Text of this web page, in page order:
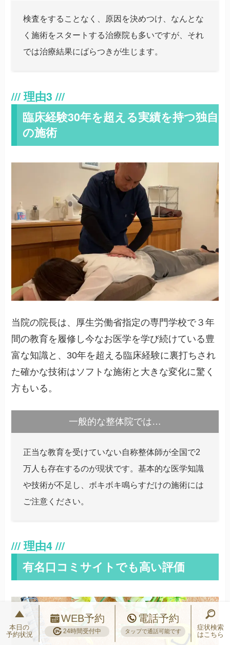
検査をすることなく、原因を決めつけ、なんとな
く施術をスタートする治療院も多いですが、それ
では治療結果にばらつきが生じます。
臨床経験30年を超える実績を持つ独自
の施術
当院の院長は、厚生労働省指定の専門学校で３年
間の教育を履修し今なお医学を学び続けている豊
富な知識と、30年を超える臨床経験に裏打ちされ
た確かな技術はソフトな施術と大きな変化に驚く
方もいる。
一般的な整体院では…
正当な教育を受けていない自称整体師が全国で2
万人も存在するのが現状です。基本的な医学知識
や技術が不足し、ボキボキ鳴らすだけの施術には
ご注意ください。
有名口コミサイトでも高い評価
本日の
予約状況
WEB予約
24時間受付中
電話予約
タップで通話可能です
症状検索
はこちら